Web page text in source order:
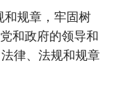
规章，牢固树
和政府的领导和
律、法规和规章